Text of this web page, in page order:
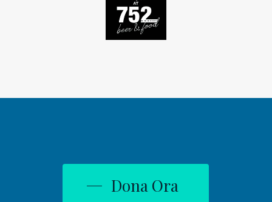
Dona Ora